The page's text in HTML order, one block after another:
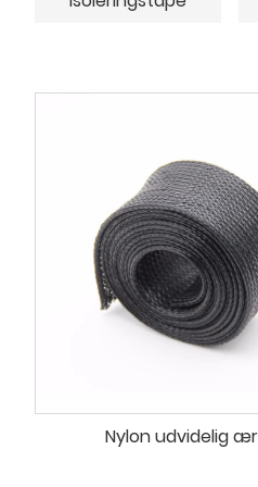
Nylon udvidelig